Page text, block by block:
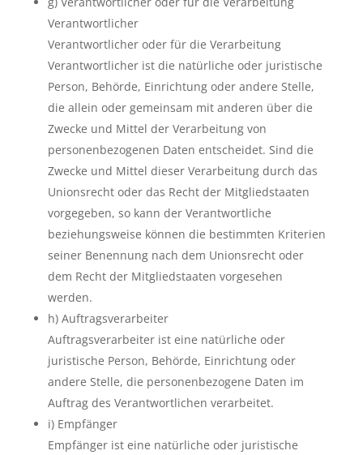
Verantwortlicher
Verantwortlicher oder für die Verarbeitung
Verantwortlicher ist die natürliche oder juristische
Person, Behörde, Einrichtung oder andere Stelle,
die allein oder gemeinsam mit anderen über die
Zwecke und Mittel der Verarbeitung von
personenbezogenen Daten entscheidet. Sind die
Zwecke und Mittel dieser Verarbeitung durch das
Unionsrecht oder das Recht der Mitgliedstaaten
vorgegeben, so kann der Verantwortliche
beziehungsweise können die bestimmten Kriterien
seiner Benennung nach dem Unionsrecht oder
dem Recht der Mitgliedstaaten vorgesehen
werden.
h) Auftragsverarbeiter
Auftragsverarbeiter ist eine natürliche oder
juristische Person, Behörde, Einrichtung oder
andere Stelle, die personenbezogene Daten im
Auftrag des Verantwortlichen verarbeitet.
i) Empfänger
Empfänger ist eine natürliche oder juristische